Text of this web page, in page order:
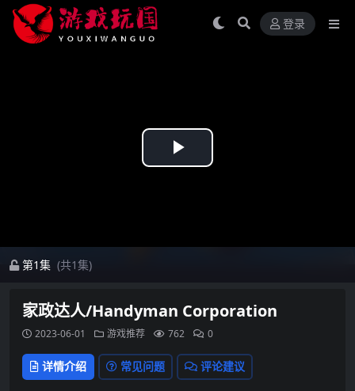
登录
Play
第1集 (共1集)
家政达人/Handyman Corporation
2023-06-01 游戏推荐 762 0
详情介绍 常见问题 评论建议